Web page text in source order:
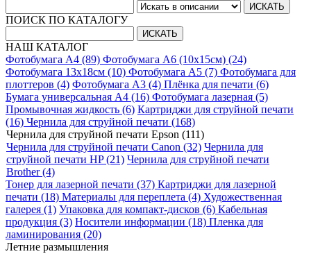
ПОИСК ПО КАТАЛОГУ
НАШ КАТАЛОГ
Фотобумага A4 (89) Фотобумага A6 (10х15см) (24)
Фотобумага 13х18см (10) Фотобумага A5 (7) Фотобумага для
плоттеров (4) Фотобумага A3 (4) Плёнка для печати (6)
Бумага универсальная A4 (16) Фотобумага лазерная (5)
Промывочная жидкость (6) Картриджи для струйной печати
(16) Чернила для струйной печати (168)
Чернила для струйной печати Epson (111)
Чернила для струйной печати Canon (32) Чернила для
струйной печати HP (21) Чернила для струйной печати
Brother (4)
Тонер для лазерной печати (37) Картриджи для лазерной
печати (18) Материалы для переплета (4) Художественная
галерея (1) Упаковка для компакт-дисков (6) Кабельная
продукция (3) Носители информации (18) Пленка для
ламинирования (20)
Летние размышления